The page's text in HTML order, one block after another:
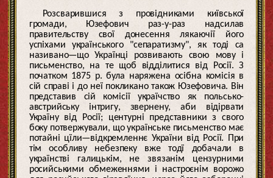
Розсварившися з провідниками київської
громади, Юзефович раз-у-раз надсилав
правительству свої донесення лякаючії його
успіхами українського "сепаратизму", як тоді са
називано—що Українці розвивають свою мову і
письменство, на те щоб відділитися від Росії. З
початком 1875 р. була наряжена осібна комісія в
сій справі і до неї покликано також Юзефовича. Він
представив сій комісії україчство як польсько-
австрийську інтригу, звернену, аби відірвати
Україну від Росії; центурні представники з свого
боку потвержували, що українське письменство має
потайні цїли—відкремленнє України від Росії. При
тім особливу небезпеку вже тодї добачали в
українстві галицькім, не звязанім цензурними
росийськими обмеженнями і настроєнім ворожо